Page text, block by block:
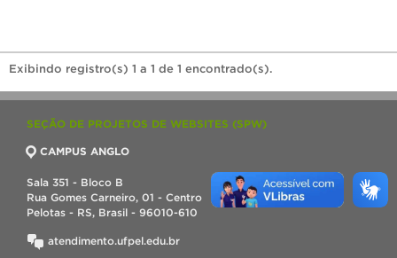
Exibindo registro(s) 1 a 1 de 1 encontrado(s).
SEÇÃO DE PROJETOS DE WEBSITES (SPW)
CAMPUS ANGLO
Sala 351 - Bloco B
Rua Gomes Carneiro, 01 - Centro
Pelotas - RS, Brasil - 96010-610
atendimento.ufpel.edu.br